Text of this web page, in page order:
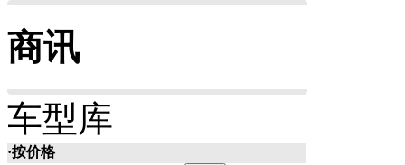
商讯
车型库
·按价格